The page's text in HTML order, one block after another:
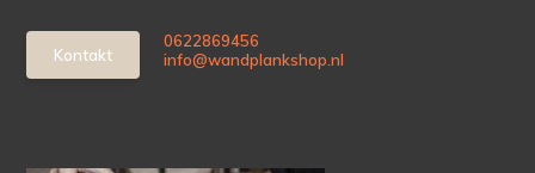
Kontakt
0622869456
info@wandplankshop.nl